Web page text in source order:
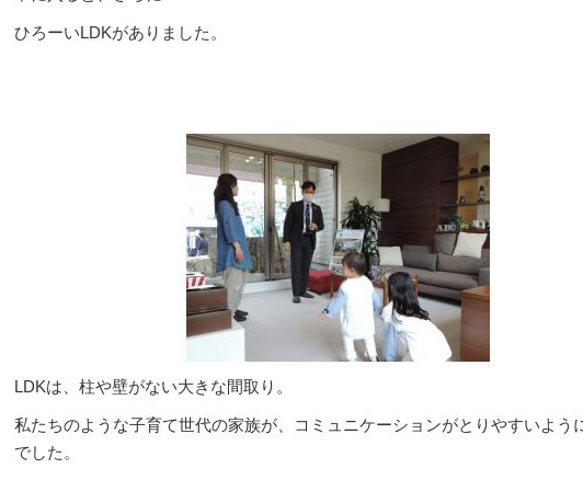
ひろーいLDKがありました。
LDKは、柱や壁がない大きな間取り。
私たちのような子育て世代の家族が、コミュニケーションがとりやすいよう
でした。